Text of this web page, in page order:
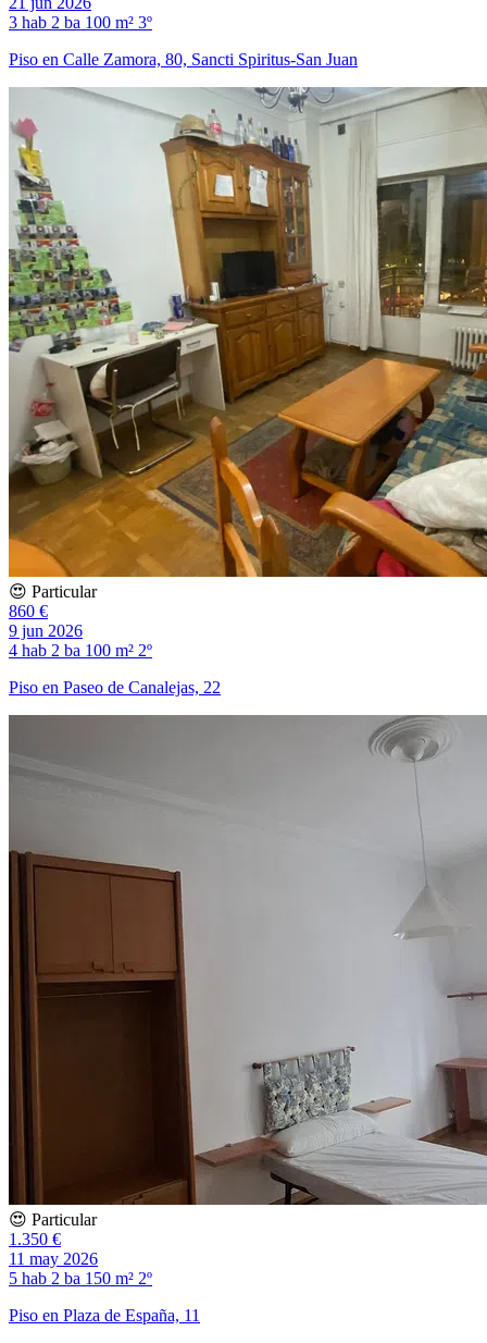
3 hab 2 ba 100 m² 3º
Piso en Calle Zamora, 80, Sancti Spiritus-San Juan
😍 Particular
860 €
9 jun 2026
4 hab 2 ba 100 m² 2º
Piso en Paseo de Canalejas, 22
😍 Particular
1.350 €
11 may 2026
5 hab 2 ba 150 m² 2º
Piso en Plaza de España, 11